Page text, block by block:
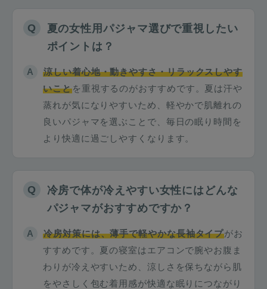
夏の女性用パジャマ選びで重視したい
ポイントは？
涼しい着心地・動きやすさ・リラックスしやす
いことを重視するのがおすすめです。夏は汗や
蒸れが気になりやすいため、軽やかで肌離れの
良いパジャマを選ぶことで、毎日の眠り時間を
より快適に過ごしやすくなります。
冷房で体が冷えやすい女性にはどんな
パジャマがおすすめですか？
冷房対策には、薄手で軽やかな長袖タイプがお
すすめです。夏の寝室はエアコンで腕やお腹ま
わりが冷えやすいため、涼しさを保ちながら肌
をやさしく包む着用感が快適な眠りにつながり